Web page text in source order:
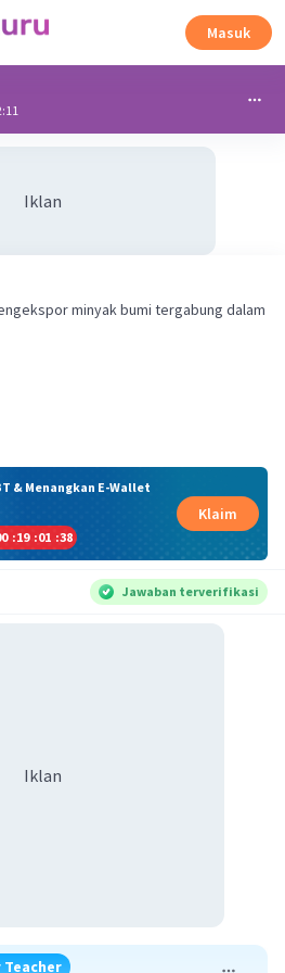
Masuk
Iklan
minyak bumi tergabung dalam
& Menangkan E-Wallet
:19 :01 :38
Klaim
Jawaban terverifikasi
Iklan